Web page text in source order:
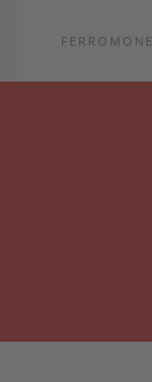
FERROMONE